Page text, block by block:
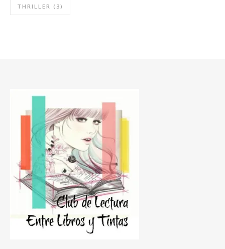
THRILLER (3)